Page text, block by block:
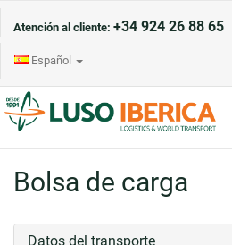
Atención al cliente: +34 924 26 88 65
Español
Bolsa de carga
Datos del transporte